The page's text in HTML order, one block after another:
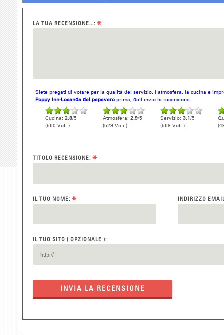
LA TUA RECENSIONE...: *
Siete pregati di votare per la qualità del servizio, l'atmosfera, la cucina e
Poppy Inn-Locanda del papavero prima, dell'invio la recensione.
Cucina: 2.8/5
(560 Voti )
Atmosfera: 2.9/5
(529 Voti )
Servizio: 3.1/5
(568 Voti )
TITOLO RECENSIONE: *
IL TUO NOME: * INDIRIZZO
IL TUO SITO ( OPZIONALE ):
INVIA LA RECENSIONE